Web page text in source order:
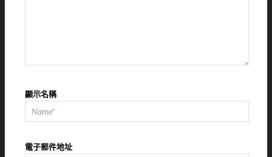
顯示名稱
電子郵件地址